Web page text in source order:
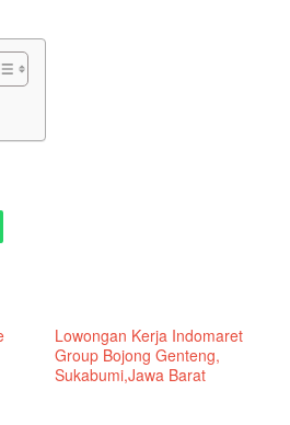
Lowongan Kerja Indomaret
Group Bojong Genteng,
Sukabumi,Jawa Barat